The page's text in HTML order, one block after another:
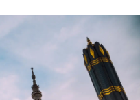
partout dans le monde
liées à l’emploi
aux autres
des freelances
et les vitesses de
internationaux